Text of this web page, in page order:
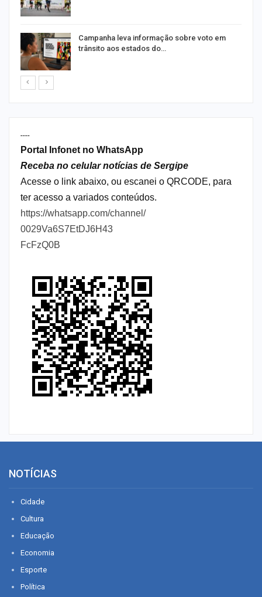
Campanha leva informação sobre voto em
trânsito aos estados do…
----
Portal Infonet no WhatsApp
Receba no celular notícias de Sergipe
Acesse o link abaixo, ou escanei o QRCODE, para
ter acesso a variados conteúdos.
https://whatsapp.com/channel/
0029Va6S7EtDJ6H43
FcFzQ0B
NOTÍCIAS
Cidade
Cultura
Educação
Economia
Esporte
Política